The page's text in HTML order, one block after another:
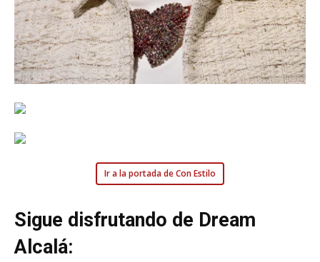
Ir a la portada de Con Estilo
Sigue disfrutando de Dream
Alcalá: